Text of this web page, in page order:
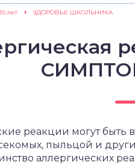
лет ЗДОРОВЬЕ ШКОЛЬНИКА
реакции могут быть
пыльцой и
аллергических